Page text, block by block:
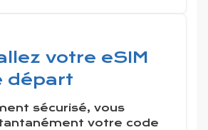
votre eSIM
départ
sécurisé, vous
votre code